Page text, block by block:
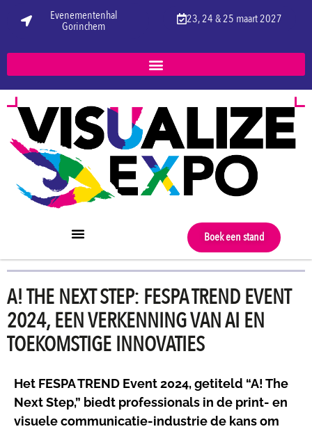
Evenementenhal
Gorinchem
23, 24 & 25 maart 2027
Boek een stand
A! THE NEXT STEP: FESPA TREND EVENT
2024, EEN VERKENNING VAN AI EN
TOEKOMSTIGE INNOVATIES
Het FESPA TREND Event 2024, getiteld “A! The
Next Step,” biedt professionals in de print- en
visuele communicatie-industrie de kans om